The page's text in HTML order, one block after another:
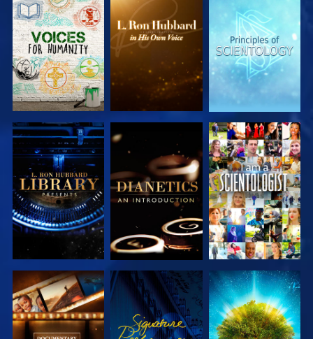
DÉCOUVRIR
LES SÉRIES
DÉCOUVRIR
LES SÉRIES
DÉCOUVRIR
LES SÉRIES
DÉCOUVRIR
LES SÉRIES
DÉCOUVRIR
LES SÉRIES
REGARDER
DÉCOUVRIR
LES SÉRIES
REGARDER
DÉCOUVRIR
LES SÉRIES